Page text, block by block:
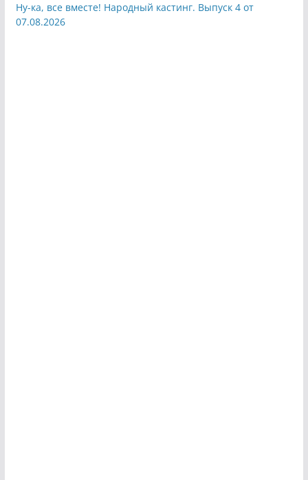
Ну-ка, все вместе! Народный кастинг. Выпуск 4 от
07.08.2026